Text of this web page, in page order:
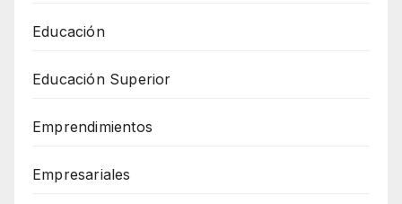
Educación
Educación Superior
Emprendimientos
Empresariales